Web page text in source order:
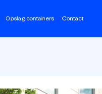
Opslag containers Contact